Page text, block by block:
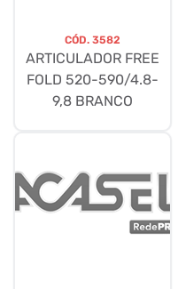
CÓD. 3582
ARTICULADOR FREE
FOLD 520-590/4.8-
9,8 BRANCO